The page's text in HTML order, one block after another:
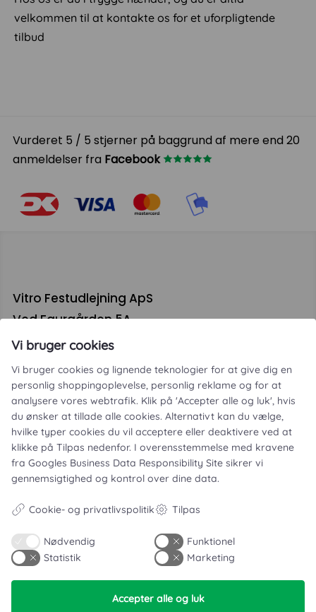
velkommen til at kontakte os for et uforpligtende
tilbud
Vurderet 5 / 5 stjerner på baggrund af mere end 20
anmeldelser fra Facebook
Vitro Festudlejning ApS
Ved Faurgården 5A
4300 Holbæk
CVR. 46093364
Leje- og købsbetingelser
Cookie- og privatlivspolitik
Typiske spørgsmål
Inspiration
Vi bruger cookies
Vi bruger cookies og lignende teknologier for at give dig en
personlig shoppingoplevelse, personlig reklame og for at
analysere vores webtrafik. Klik på 'Accepter alle og luk', hvis
du ønsker at tillade alle cookies. Alternativt kan du vælge,
hvilke typer cookies du vil acceptere eller deaktivere ved at
klikke på Tilpas nedenfor. I overensstemmelse med kravene
fra Googles Business Data Responsibility Site sikrer vi
gennemsigtighed og kontrol over dine data.
Cookie- og privatlivspolitik Tilpas
Nødvendig
Funktionel
Statistik
Marketing
Accepter alle og luk